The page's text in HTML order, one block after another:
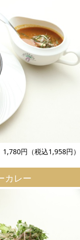
1,780円（税込1,958円）
カレー